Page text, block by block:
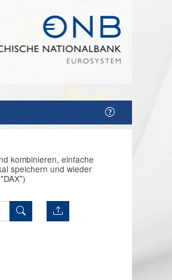
kombinieren, einfache
speichern und wieder